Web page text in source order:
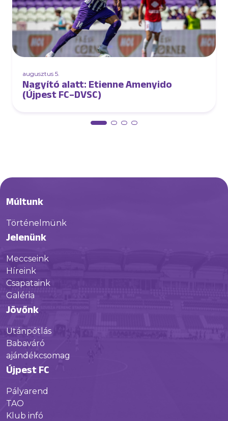
augusztus 5.
Nagyító alatt: Etienne Amenyido
(Újpest FC–DVSC)
Múltunk
Történelmünk
Jelenünk
Meccseink
Híreink
Csapataink
Galéria
Jövőnk
Utánpótlás
Babaváró
ajándékcsomag
Újpest FC
Pályarend
TAO
Klub infó